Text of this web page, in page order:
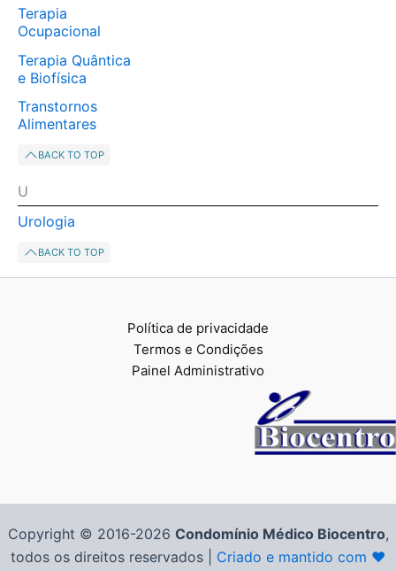
Terapia
Ocupacional
Terapia Quântica
e Biofísica
Transtornos
Alimentares
BACK TO TOP
U
Urologia
BACK TO TOP
Política de privacidade
Termos e Condições
Painel Administrativo
Copyright © 2016-2026 Condomínio Médico Biocentro,
todos os direitos reservados | Criado e mantido com ❤️